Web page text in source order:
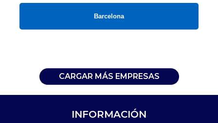
Barcelona
CARGAR MÁS EMPRESAS
INFORMACIÓN